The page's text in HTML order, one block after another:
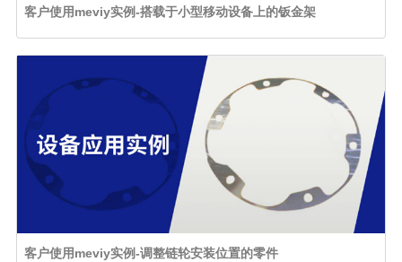
客户使用meviy实例-搭载于小型移动设备上的钣金架
客户使用meviy实例-调整链轮安装位置的零件